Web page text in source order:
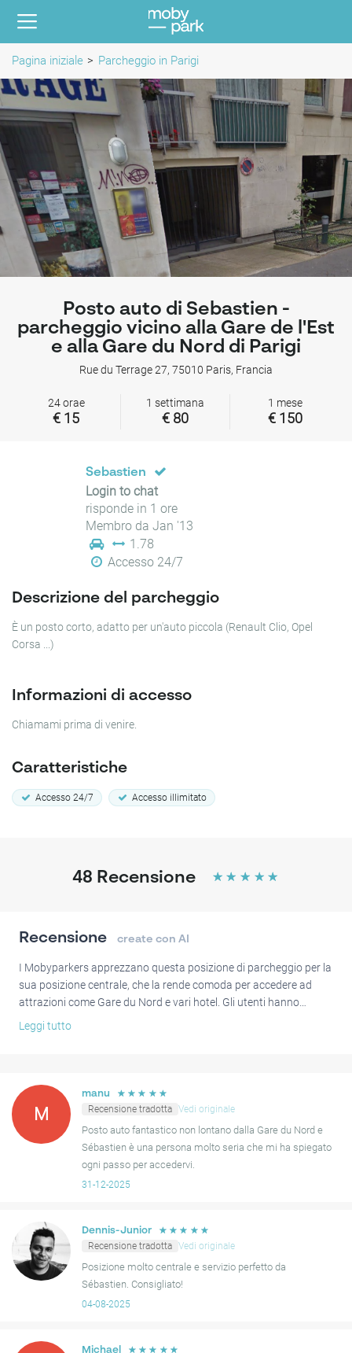
Pagina iniziale Parcheggio in Parigi
Posto auto di Sebastien -
parcheggio vicino alla Gare de l'Est
e alla Gare du Nord di Parigi
Rue du Terrage 27, 75010 Paris, Francia
24 orae
€ 15
1 settimana
€ 80
1 mese
€ 150
Sebastien
Login to chat
risponde in 1 ore
Membro da Jan '13
1.78
Accesso 24/7
Descrizione del parcheggio
È un posto corto, adatto per un'auto piccola (Renault Clio, Opel
Corsa ...)
Informazioni di accesso
Chiamami prima di venire.
Caratteristiche
Accesso 24/7 Accesso illimitato
48 Recensione ☆ ☆ ☆ ☆ ☆
Recensione create con AI
I Mobyparkers apprezzano questa posizione di parcheggio per la
sua posizione centrale, che la rende comoda per accedere ad
attrazioni come Gare du Nord e vari hotel. Gli utenti hanno
evidenziato l'ottimo servizio fornito da Sébastien, noto per le sue
Recentemente, alcune recensioni hanno menzionato che il posto
auto aveva una posizione diversa da quella inizialmente prevista;
tuttavia, era normalmente ancora vicino all'indirizzo desiderato.
mentre la maggior parte degli utenti ha segnalato soddisfazione,
posizione è una scelta affidabile per coloro che hanno bisogno di
parcheggio nella zona.
Leggi tutto
M
manu ☆ ☆ ☆ ☆ ☆
Recensione tradotta Vedi originale
Posto auto fantastico non lontano dalla Gare du Nord e
Sébastien è una persona molto seria che mi ha spiegato
ogni passo per accedervi.
31-12-2025
Dennis-Junior ☆ ☆ ☆ ☆ ☆
Recensione tradotta Vedi originale
Posizione molto centrale e servizio perfetto da
Sébastien. Consigliato!
04-08-2025
Michael ☆ ☆ ☆ ☆ ☆